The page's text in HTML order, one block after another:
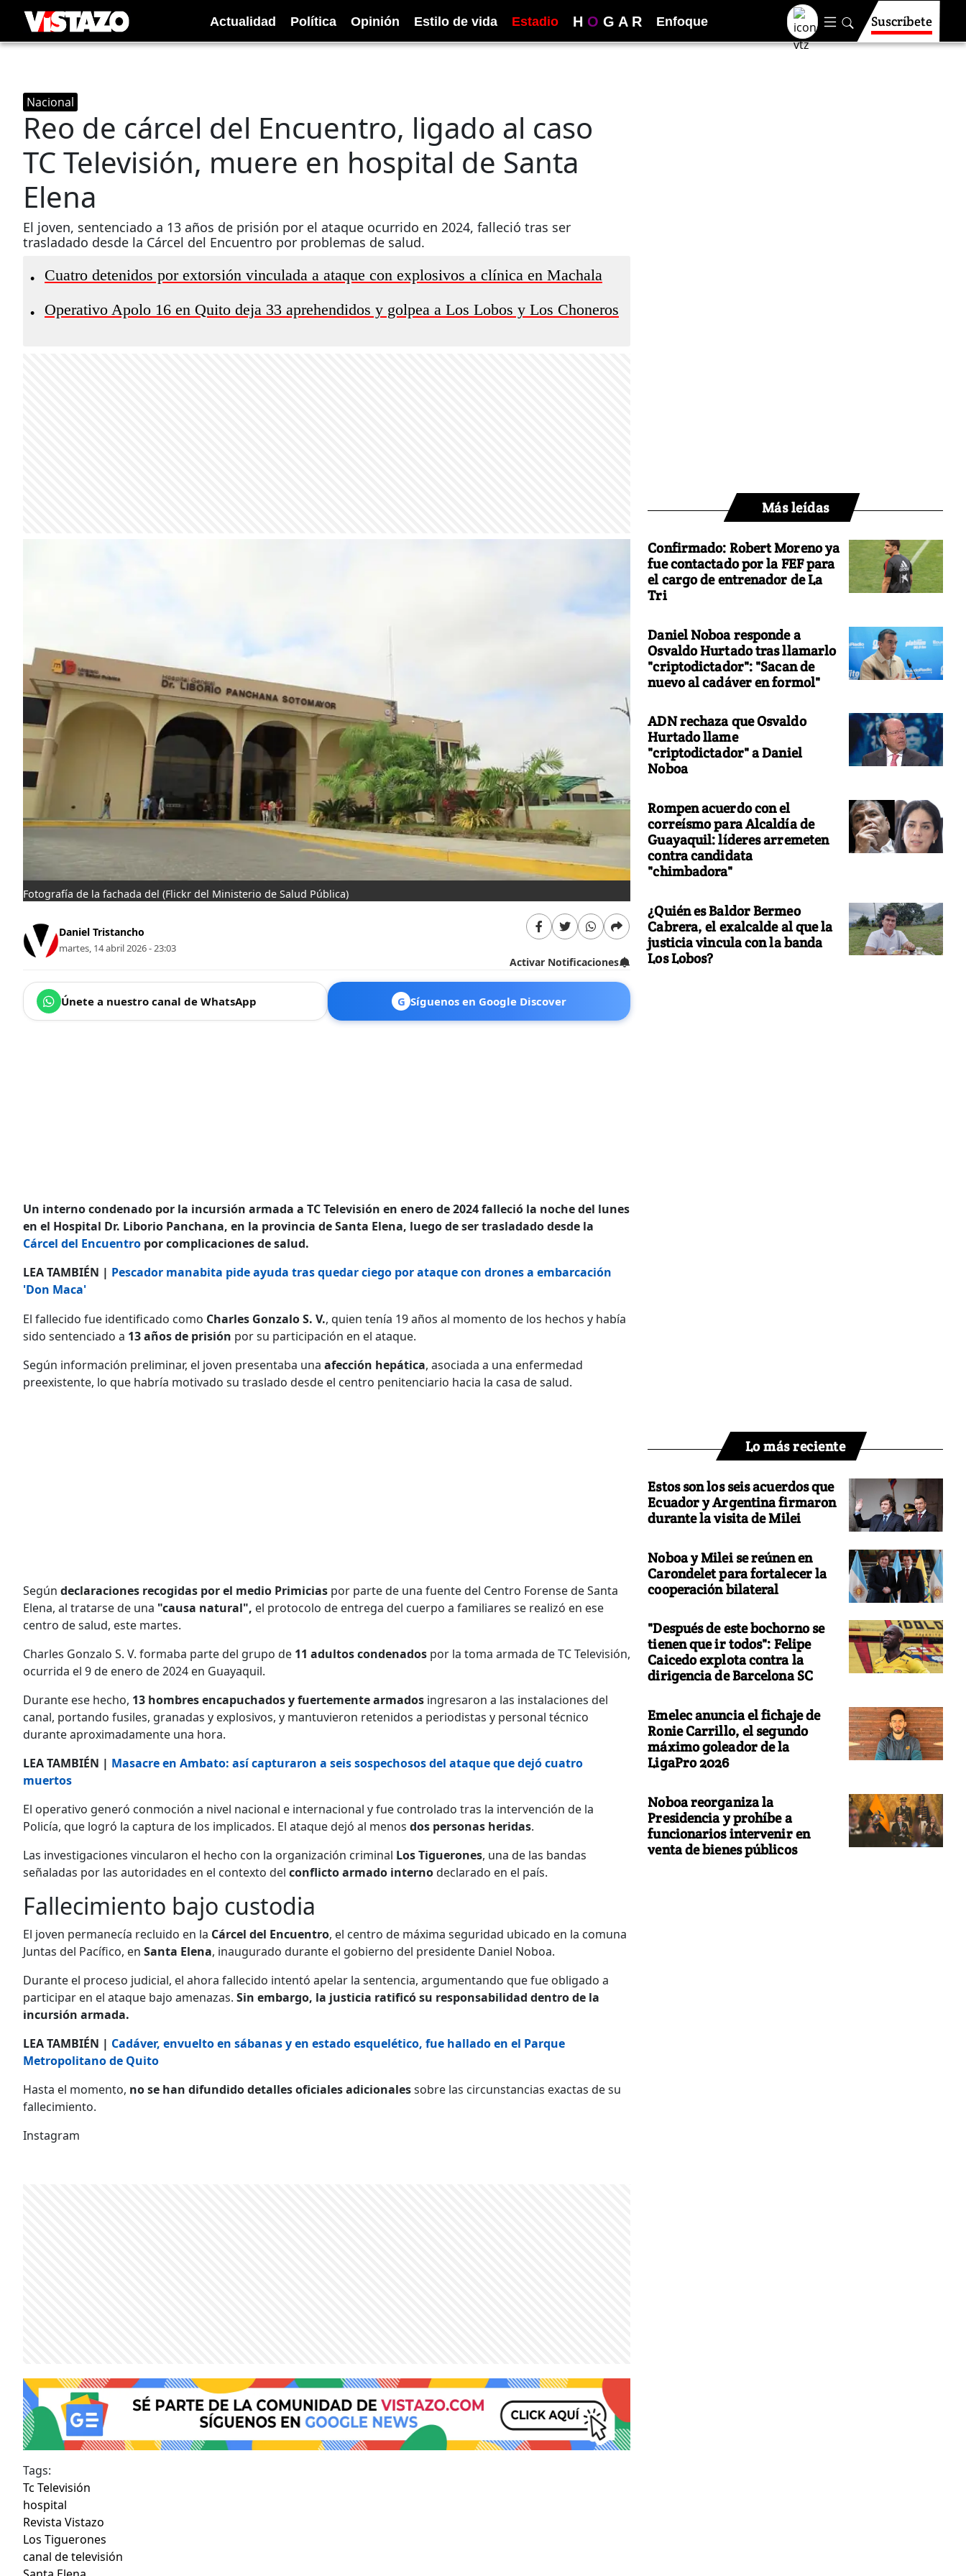
Actualidad Política Opinión Estilo de vida Estadio H O G A R Enfoque Suscríbete
Nacional
Reo de cárcel del Encuentro, ligado al caso
TC Televisión, muere en hospital de Santa
Elena
El joven, sentenciado a 13 años de prisión por el ataque ocurrido en 2024, falleció tras ser
trasladado desde la Cárcel del Encuentro por problemas de salud.
• Cuatro detenidos por extorsión vinculada a ataque con explosivos a clínica en Machala
• Operativo Apolo 16 en Quito deja 33 aprehendidos y golpea a Los Lobos y Los Choneros
Fotografía de la fachada del (Flickr del Ministerio de Salud Pública)
Daniel Tristancho
martes, 14 abril 2026 - 23:03
Activar Notificaciones
Únete a nuestro canal de WhatsApp G Síguenos en Google Discover
Un interno condenado por la incursión armada a TC Televisión en enero de 2024 falleció la noche del lunes
en el Hospital Dr. Liborio Panchana, en la provincia de Santa Elena, luego de ser trasladado desde la
Cárcel del Encuentro por complicaciones de salud.
LEA TAMBIÉN | Pescador manabita pide ayuda tras quedar ciego por ataque con drones a embarcación
'Don Maca'
El fallecido fue identificado como Charles Gonzalo S. V., quien tenía 19 años al momento de los hechos y había
sido sentenciado a 13 años de prisión por su participación en el ataque.
Según información preliminar, el joven presentaba una afección hepática, asociada a una enfermedad
preexistente, lo que habría motivado su traslado desde el centro penitenciario hacia la casa de salud.
Según declaraciones recogidas por el medio Primicias por parte de una fuente del Centro Forense de Santa
Elena, al tratarse de una "causa natural", el protocolo de entrega del cuerpo a familiares se realizó en ese
centro de salud, este martes.
Charles Gonzalo S. V. formaba parte del grupo de 11 adultos condenados por la toma armada de TC Televisión,
ocurrida el 9 de enero de 2024 en Guayaquil.
Durante ese hecho, 13 hombres encapuchados y fuertemente armados ingresaron a las instalaciones del
canal, portando fusiles, granadas y explosivos, y mantuvieron retenidos a periodistas y personal técnico
durante aproximadamente una hora.
LEA TAMBIÉN | Masacre en Ambato: así capturaron a seis sospechosos del ataque que dejó cuatro
muertos
El operativo generó conmoción a nivel nacional e internacional y fue controlado tras la intervención de la
Policía, que logró la captura de los implicados. El ataque dejó al menos dos personas heridas.
Las investigaciones vincularon el hecho con la organización criminal Los Tiguerones, una de las bandas
señaladas por las autoridades en el contexto del conflicto armado internodeclarado en el país.
Fallecimiento bajo custodia
El joven permanecía recluido en la Cárcel del Encuentro, el centro de máxima seguridad ubicado en la comuna
Juntas del Pacífico, en Santa Elena, inaugurado durante el gobierno del presidente Daniel Noboa.
Durante el proceso judicial, el ahora fallecido intentó apelar la sentencia, argumentando que fue obligado a
participar en el ataque bajo amenazas. Sin embargo, la justicia ratificó su responsabilidad dentro de la
incursión armada.
LEA TAMBIÉN | Cadáver, envuelto en sábanas y en estado esquelético, fue hallado en el Parque
Metropolitano de Quito
Hasta el momento, no se han difundido detalles oficiales adicionalessobre las circunstancias exactas de su
fallecimiento.
Instagram
Tags:
Tc Televisión
hospital
Revista Vistazo
Los Tiguerones
canal de televisión
Más leídas
Confirmado: Robert Moreno ya
fue contactado por la FEF para
el cargo de entrenador de La
Tri
Daniel Noboa responde a
Osvaldo Hurtado tras llamarlo
"criptodictador": "Sacan de
nuevo al cadáver en formol"
ADN rechaza que Osvaldo
Hurtado llame
"criptodictador" a Daniel
Noboa
Rompen acuerdo con el
correísmo para Alcaldía de
Guayaquil: líderes arremeten
contra candidata
"chimbadora"
¿Quién es Baldor Bermeo
Cabrera, el exalcalde al que la
justicia vincula con la banda
Los Lobos?
Lo más reciente
Estos son los seis acuerdos que
Ecuador y Argentina firmaron
durante la visita de Milei
Noboa y Milei se reúnen en
Carondelet para fortalecer la
cooperación bilateral
"Después de este bochorno se
tienen que ir todos": Felipe
Caicedo explota contra la
dirigencia de Barcelona SC
Emelec anuncia el fichaje de
Ronie Carrillo, el segundo
máximo goleador de la
LigaPro 2026
Noboa reorganiza la
Presidencia y prohíbe a
funcionarios intervenir en
venta de bienes públicos